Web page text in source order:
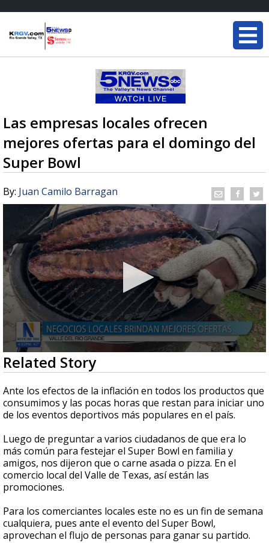
Las empresas locales ofrecen
mejores ofertas para el domingo del
Super Bowl
By: Juan Camilo Barragan
0
seconds
of
3
minutes,
25
seconds
Related Story
Ante los efectos de la inflación en todos los productos que
consumimos y las pocas horas que restan para iniciar uno
de los eventos deportivos más populares en el país.
Luego de preguntar a varios ciudadanos de que era lo
más común para festejar el Super Bowl en familia y
amigos, nos dijeron que o carne asada o pizza. En el
comercio local del Valle de Texas, así están las
promociones.
Para los comerciantes locales este no es un fin de semana
cualquiera, pues ante el evento del Super Bowl,
aprovechan el flujo de personas para ganar su partido.